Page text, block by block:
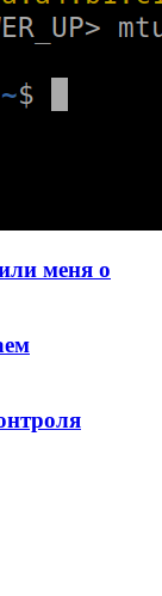
меня о